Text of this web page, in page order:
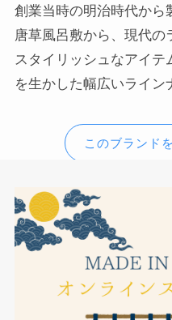
創業当時の明治時代から
唐草風呂敷から、現代の
スタイリッシュなアイテ
を生かした幅広いライン
このブランド